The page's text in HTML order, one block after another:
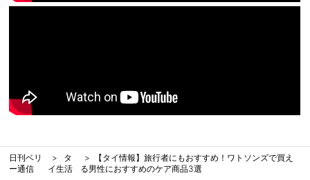
日刊ベリ
ー通信
タ
イ生活
【タイ情報】旅行者にもおすすめ！ワトソンズで買え
る男性におすすめのケア商品3選